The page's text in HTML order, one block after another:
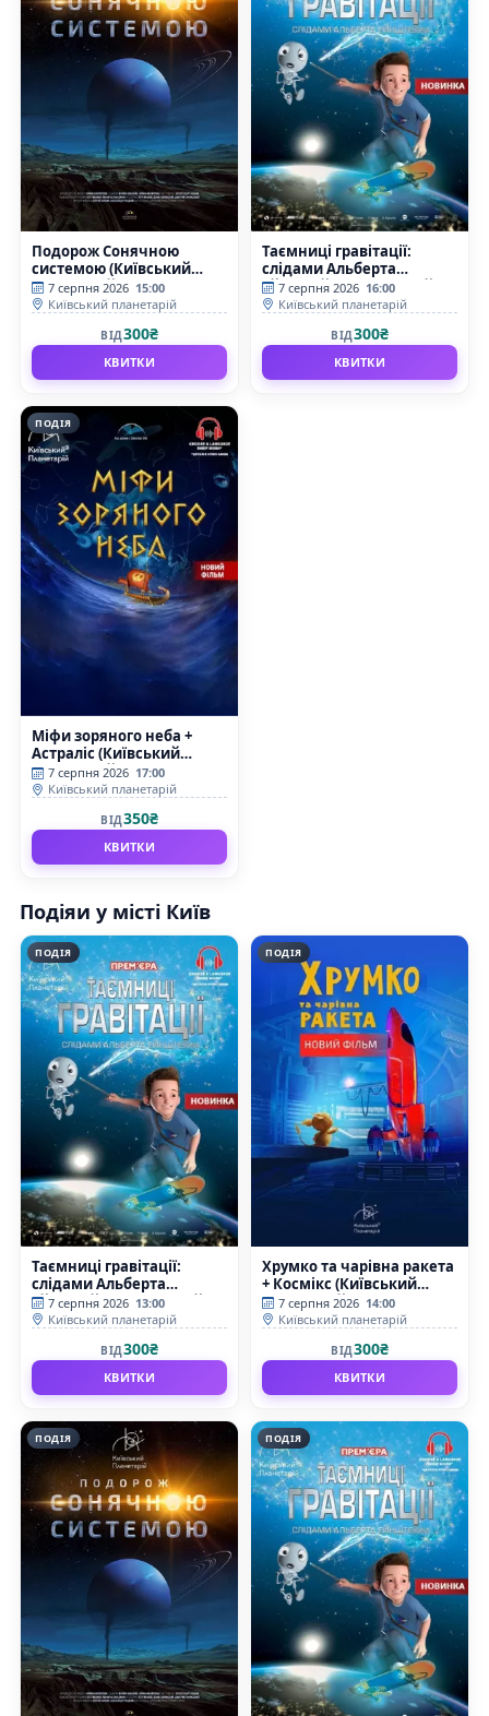
Подорож Сонячною
системою (Київський
планетарій)
7 серпня 2026 15:00
Київський планетарій
ВІД300₴
КВИТКИ
Таємниці гравітації:
слідами Альберта
Ейнштейна (Київський
планетарій)
7 серпня 2026 16:00
Київський планетарій
ВІД300₴
КВИТКИ
ПОДІЯ
Міфи зоряного неба +
Астраліс (Київський
планетарій)
7 серпня 2026 17:00
Київський планетарій
ВІД350₴
КВИТКИ
Подіяи у місті Київ
ПОДІЯ
Таємниці гравітації:
слідами Альберта
Ейнштейна (Київський
планетарій)
7 серпня 2026 13:00
Київський планетарій
ВІД300₴
КВИТКИ
ПОДІЯ
Хрумко та чарівна ракета
+ Космікс (Київський
планетарій)
7 серпня 2026 14:00
Київський планетарій
ВІД300₴
КВИТКИ
ПОДІЯ ПОДІЯ